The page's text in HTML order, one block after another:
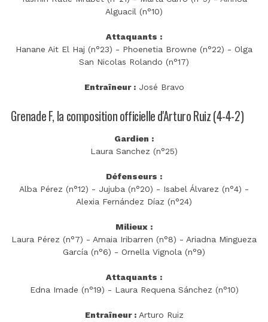
Alguacil (n°10)
Attaquants :
Hanane Ait El Haj (n°23) - Phoenetia Browne (n°22) - Olga
San Nicolas Rolando (n°17)
Entraîneur :José Bravo
Grenade F, la composition officielle d'Arturo Ruiz (4-4-2)
Gardien :
Laura Sanchez (n°25)
Défenseurs :
Alba Pérez (n°12) - Jujuba (n°20) - Isabel Álvarez (n°4) -
Alexia Fernández Díaz (n°24)
Milieux :
Laura Pérez (n°7) - Amaia Iribarren (n°8) - Ariadna Mingueza
García (n°6) - Ornella Vignola (n°9)
Attaquants :
Edna Imade (n°19) - Laura Requena Sánchez (n°10)
Entraîneur :Arturo Ruiz